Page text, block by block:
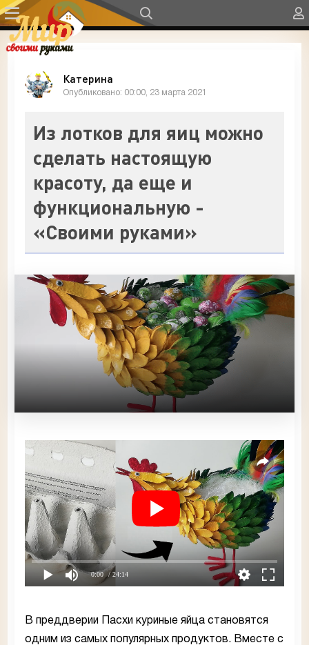
Катерина
Опубликовано: 00:00, 23 марта 2021
Из лотков для яиц можно
сделать настоящую
красоту, да еще и
функциональную -
«Своими руками»
0:00 / 24:14
В преддверии Пасхи куриные яйца становятся
одним из самых популярных продуктов. Вместе с